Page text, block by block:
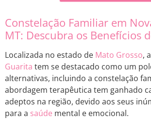
Constelação Familiar em
MT: Descubra os Benefícios
Localizada no estado de Mato Grosso,
Guarita tem se destacado como um
alternativas, incluindo a constelação
abordagem terapêutica tem ganhado
adeptos na região, devido aos seus
para a saúde mental e emocional.